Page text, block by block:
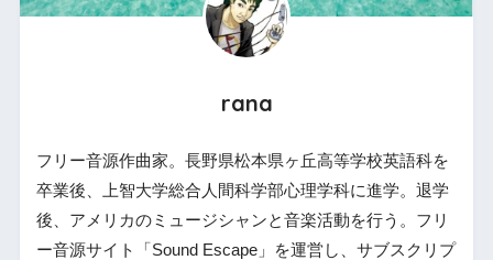
rana
フリー音源作曲家。長野県松本県ヶ丘高等学校英語科を
卒業後、上智大学総合人間科学部心理学科に進学。退学
後、アメリカのミュージシャンと音楽活動を行う。フリ
ー音源サイト「Sound Escape」を運営し、サブスクリプ